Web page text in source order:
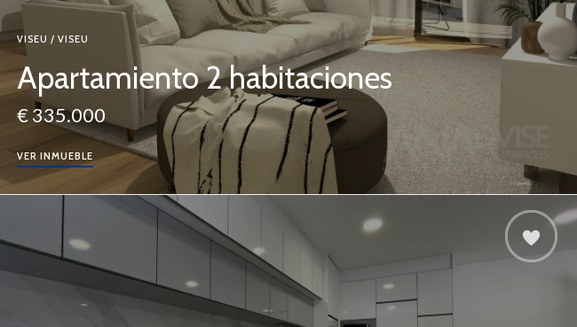
VISEU / VISEU
Apartamiento 2 habitaciones
€ 335.000
VER INMUEBLE